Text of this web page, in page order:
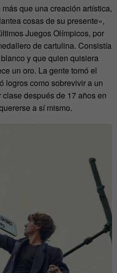
que una creación artística,
cosas de su presente»,
Juegos Olímpicos, por
de cartulina. Consistía
y que quien quisiera
un oro. La gente tomó el
logros como sobrevivir a un
después de 17 años en
a sí mismo.